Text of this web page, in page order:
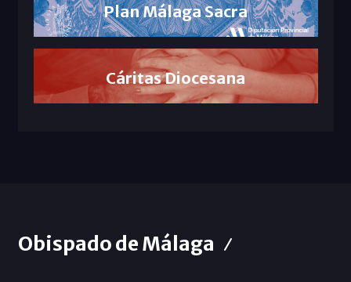
Plan Málaga Sacra
Cáritas Diocesana
Obispado de Málaga